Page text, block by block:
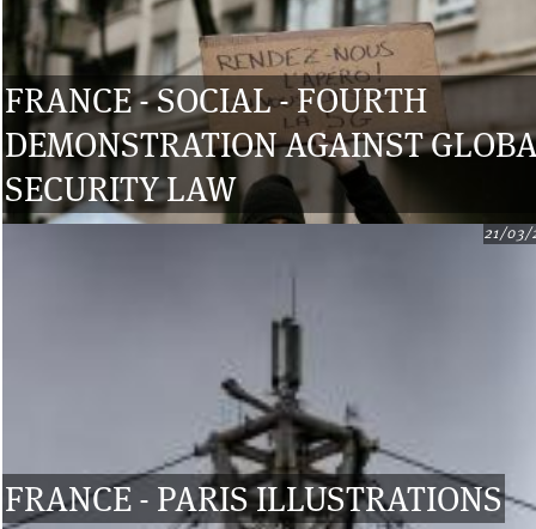
FRANCE - SOCIAL - FOURTH
DEMONSTRATION AGAINST
SECURITY LAW
FRANCE - PARIS ILLUSTRATIONS
21/03/